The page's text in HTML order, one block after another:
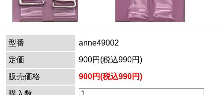
型番
anne49002
定価
900円(税込990円)
販売価格
900円(税込990円)